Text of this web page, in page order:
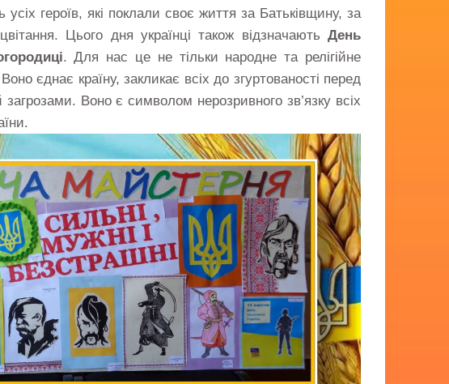
героїв, які поклали своє життя за Батьківщину, за
Цього дня українці також відзначають День
. Для нас це не тільки народне та релігійне
єднає країну, закликає всіх до згуртованості перед
Воно є символом нерозривного зв’язку всіх